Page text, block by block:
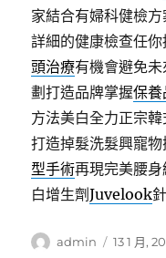
家結合有婦科健檢
詳細的健康檢查任
頭治療有機會避免
劃打造品牌掌握保
方法美白全力正宗
打造掉髮洗髮興寵
型手術再現完美腰
白增生劑Juvelook
作
admin
發
13 1 月,